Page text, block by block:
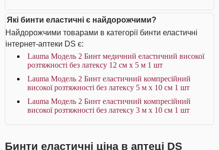
Які бинти еластичні є найдорожчими?
Найдорожчими товарами в категорії бинти еластичні
інтернет-аптеки DS є:
Lauma Модель 2 Бинт медичний еластичний високої
розтяжності без латексу 12 см х 5 м 1 шт
Lauma Модель 2 Бинт еластичний компресійний
високої розтяжності без латексу 5 м х 10 см 1 шт
Lauma Модель 2 Бинт еластичний компресійний
високої розтяжності без латексу 3 м х 10 см 1 шт
Бинти еластичні ціна в аптеці DS